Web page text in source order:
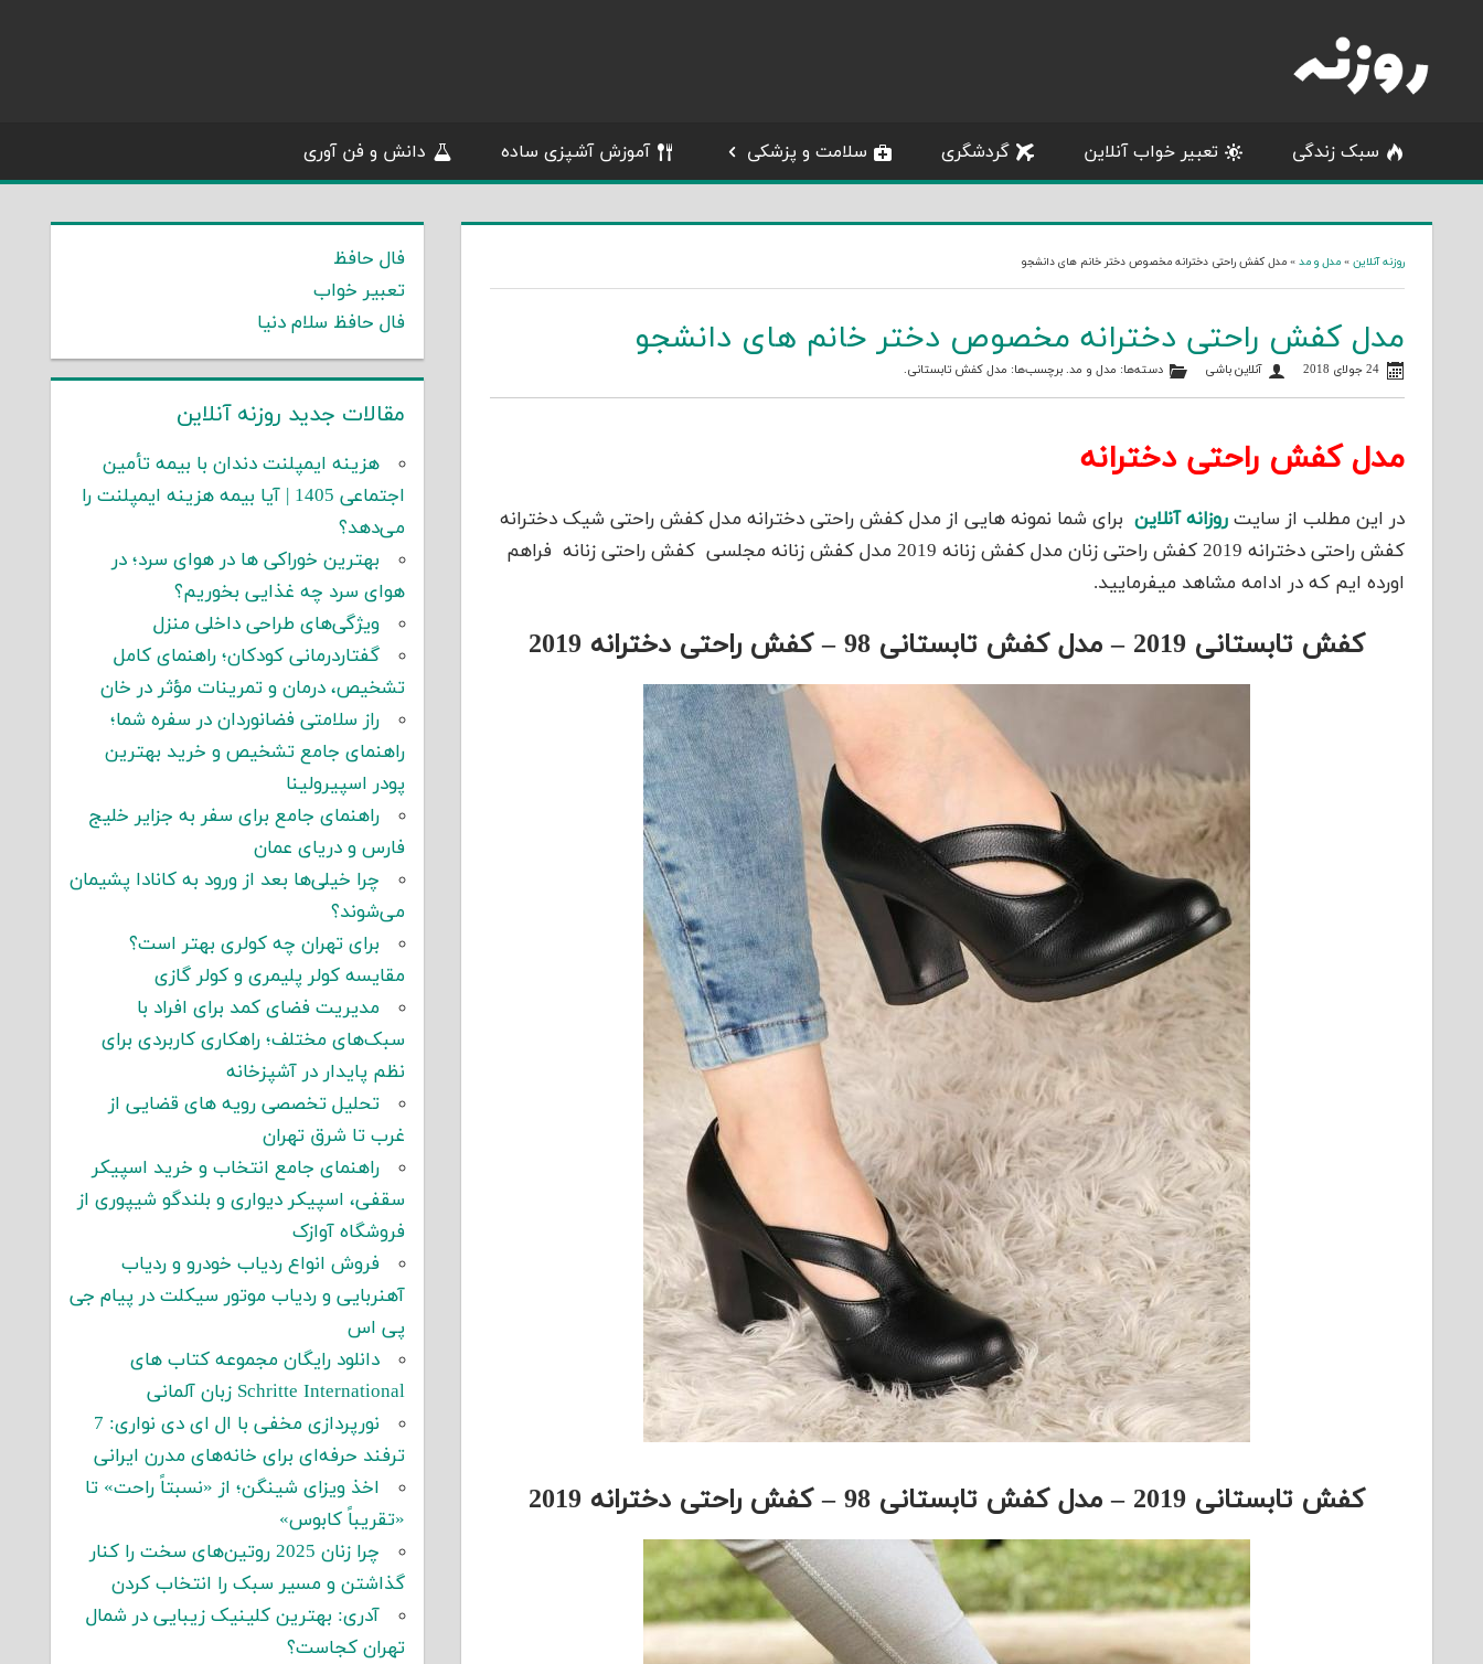
content
سبک زندگی تعبیر خواب آنلاین گردشگری سلامت و پزشکی آموزش آشپزی ساده دانش و فن آوری
روزنه آنلاین »مدل و مد »مدل کفش راحتی دخترانه مخصوص دختر خانم های دانشجو
مدل کفش راحتی دخترانه مخصوص دختر خانم های دانشجو
24 جولای 2018 آنلاین باشی دسته‌ها: مدل و مد. برچسب‌ها: مدل کفش تابستانی.
مدل کفش راحتی دخترانه
در این مطلب از سایتروزانه آنلاین برای شما نمونه هایی از مدل کفش راحتی دخترانه مدل کفش راحتی شیک دخترانه
کفش راحتی دخترانه 2019 کفش راحتی زنان مدل کفش زنانه 2019 مدل کفش زنانه مجلسی کفش راحتی زنانه فراهم
اورده ایم که در ادامه مشاهد میفرمایید.
کفش تابستانی 2019 – مدل کفش تابستانی 98 – کفش راحتی دخترانه 2019
کفش تابستانی 2019 – مدل کفش تابستانی 98 – کفش راحتی دخترانه 2019
فال حافظ
تعبیر خواب
فال حافظ سلام دنیا
مقالات جدید روزنه آنلاین
هزینه ایمپلنت دندان با بیمه تأمین
اجتماعی 1405 | آیا بیمه هزینه ایمپلنت را
می‌دهد؟
بهترین خوراکی ها در هوای سرد؛ در
هوای سرد چه غذایی بخوریم؟
ویژگی‌های طراحی داخلی منزل
گفتاردرمانی کودکان؛ راهنمای کامل
تشخیص، درمان و تمرینات مؤثر در خان
راز سلامتی فضانوردان در سفره شما؛
راهنمای جامع تشخیص و خرید بهترین
پودر اسپیرولینا
راهنمای جامع برای سفر به جزایر خلیج
فارس و دریای عمان
چرا خیلی‌ها بعد از ورود به کانادا پشیمان
می‌شوند؟
برای تهران چه کولری بهتر است؟
مقایسه کولر پلیمری و کولر گازی
مدیریت فضای کمد برای افراد با
سبک‌های مختلف؛ راهکاری کاربردی برای
نظم پایدار در آشپزخانه
تحلیل تخصصی رویه های قضایی از
غرب تا شرق تهران
راهنمای جامع انتخاب و خرید اسپیکر
سقفی، اسپیکر دیواری و بلندگو شیپوری از
فروشگاه آوازک
فروش انواع ردیاب خودرو و ردیاب
آهنربایی و ردیاب موتور سیکلت در پیام جی
پی اس
دانلود رایگان مجموعه کتاب های
Schritte International زبان آلمانی
نورپردازی مخفی با ال ای دی نواری: 7
ترفند حرفه‌ای برای خانه‌های مدرن ایرانی
اخذ ویزای شینگن؛ از «نسبتاً راحت» تا
«تقریباً کابوس»
چرا زنان 2025 روتین‌های سخت را کنار
گذاشتن و مسیر سبک را انتخاب کردن
آدری: بهترین کلینیک زیبایی در شمال
تهران کجاست؟